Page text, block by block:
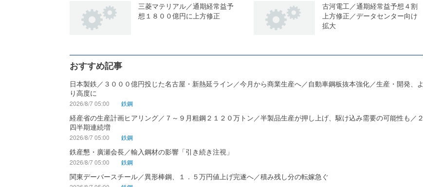
三菱マテリアル／通期経常益予
想１８００億円に上方修正
古河電工／通期経常益予想４割
上方修正／データセンター向け
拡大
おすすめ記事
日本製鉄／３０００億円投じた名古屋・新熱延ライン／今月から商業生産へ／自動車鋼板抜本強化／生産・開発、よ
り高度に
2026/8/7 05:00 鉄鋼
経産省の生産計画ヒアリング／７～９月粗鋼２１２０万トン／半製品生産が押し上げ、駆け込み需要の可能性も／２
四半期連続増
2026/8/7 05:00 鉄鋼
鉄産懇・廣瀬会長／輸入鋼材の影響「引き続き注視」
2026/8/7 05:00 鉄鋼
関東デーバースチール／異形棒鋼、１．５万円値上げ完遂へ／積み残し分の転嫁急ぐ